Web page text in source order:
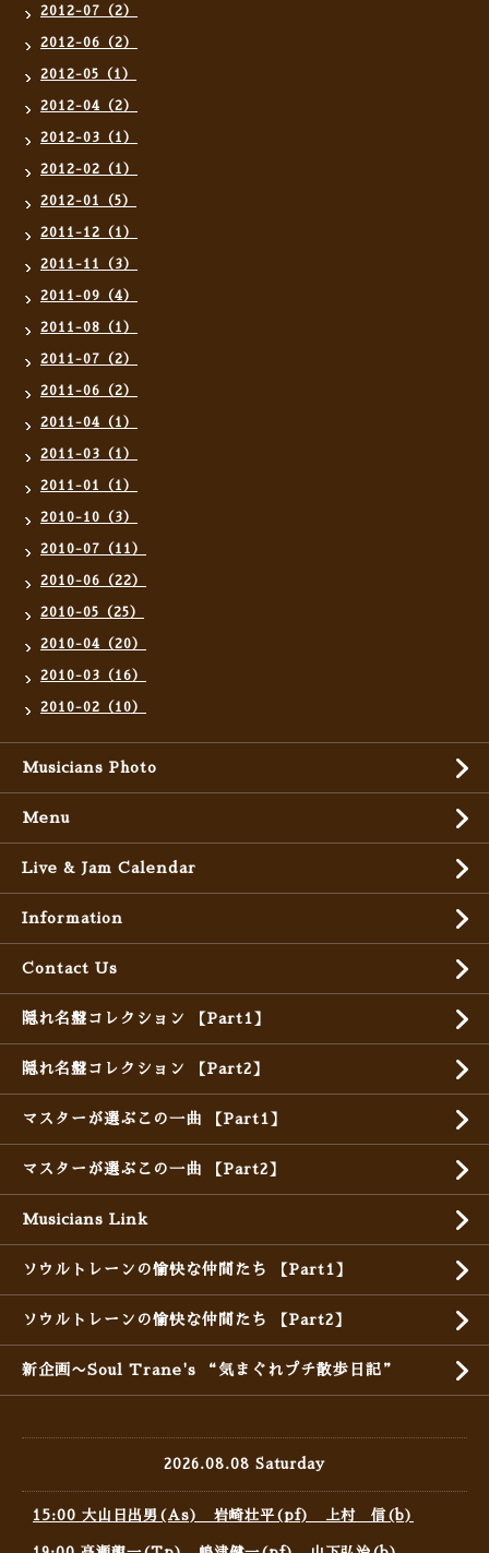
2012-07（2）
2012-06（2）
2012-05（1）
2012-04（2）
2012-03（1）
2012-02（1）
2012-01（5）
2011-12（1）
2011-11（3）
2011-09（4）
2011-08（1）
2011-07（2）
2011-06（2）
2011-04（1）
2011-03（1）
2011-01（1）
2010-10（3）
2010-07（11）
2010-06（22）
2010-05（25）
2010-04（20）
2010-03（16）
2010-02（10）
Musicians Photo
Menu
Live & Jam Calendar
Information
Contact Us
隠れ名盤コレクション 【Part1】
隠れ名盤コレクション 【Part2】
マスターが選ぶこの一曲 【Part1】
マスターが選ぶこの一曲 【Part2】
Musicians Link
ソウルトレーンの愉快な仲間たち 【Part1】
ソウルトレーンの愉快な仲間たち 【Part2】
新企画〜Soul Trane's “気まぐれプチ散歩日記”
2026.08.08 Saturday
15:00 大山日出男(As) 岩崎壮平(pf) 上村 信(b)